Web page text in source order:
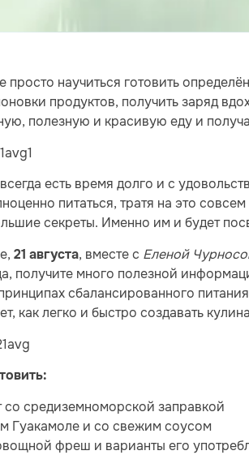
просто научиться готовить
продуктов, получить заряд
полезную и красивую еду и
есть время долго и с
питаться, тратя на это
секреты. Именно им и будет
21 августа, вместе с Еленой
получите много полезной
сбалансированного
как легко и быстро создавать
со средиземноморской заправкой
Гуакамоле и со свежим соусом
фреш и варианты его